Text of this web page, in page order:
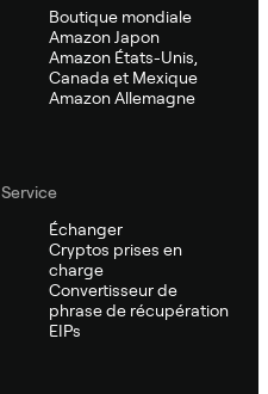
Boutique mondiale
Amazon Japon
Amazon États-Unis,
Canada et Mexique
Amazon Allemagne
Service
Échanger
Cryptos prises en
charge
Convertisseur de
phrase de récupération
EIPs